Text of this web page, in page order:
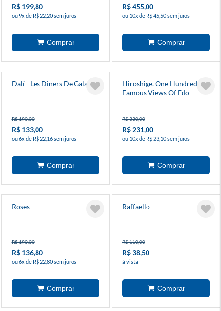
R$ 199,80
ou 9x de R$ 22,20 sem juros
R$ 455,00
ou 10x de R$ 45,50 sem juros
Dalí - Les Diners De Gala
R$ 190,00
R$ 133,00
ou 6x de R$ 22,16 sem juros
Hiroshige. One Hundred
Famous Views Of Edo
R$ 330,00
R$ 231,00
ou 10x de R$ 23,10 sem juros
Roses
R$ 190,00
R$ 136,80
ou 6x de R$ 22,80 sem juros
Raffaello
R$ 110,00
R$ 38,50
à vista